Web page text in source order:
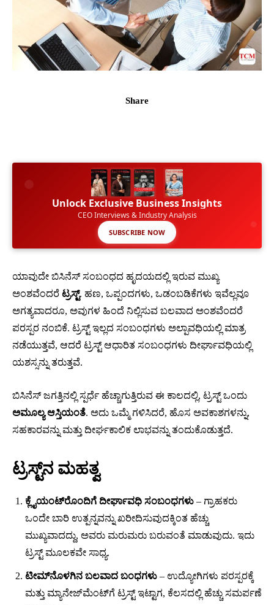
Share
Unlock Exclusive Business Insights
CEO Interviews & Industry Analysis
SUBSCRIBE NOW
ಯಾವುದೇ ಬಿಸಿನೆಸ್ ಸಂಬಂಧದ ಹೃದಯದಲ್ಲಿ ಇರುವ ಮುಖ್ಯ
ಅಂಶವೆಂದರೆ ಟ್ರಸ್ಟ್. ಹಣ, ಒಪ್ಪಂದಗಳು, ಒಡಂಬಡಿಕೆಗಳು ಇವೆಲ್ಲವೂ
ಅಗತ್ಯವಾದರೂ, ಅವುಗಳ ಹಿಂದೆ ನಿಲ್ಲಿಸುವ ಬಲವಾದ ಅಂಶವೆಂದರೆ
ಪರಸ್ಪರ ನಂಬಿಕೆ. ಟ್ರಸ್ಟ್ ಇಲ್ಲದ ಸಂಬಂಧಗಳು ಅಲ್ಪಾವಧಿಯಲ್ಲಿ ಮಾತ್ರ
ನಡೆಯುತ್ತವೆ, ಆದರೆ ಟ್ರಸ್ಟ್ ಆಧಾರಿತ ಸಂಬಂಧಗಳು ದೀರ್ಘಾವಧಿಯಲ್ಲಿ
ಯಶಸ್ಸನ್ನು ತರುತ್ತವೆ.
ಬಿಸಿನೆಸ್ ಜಗತ್ತಿನಲ್ಲಿ ಸ್ಪರ್ಧೆ ಹೆಚ್ಚಾಗುತ್ತಿರುವ ಈ ಕಾಲದಲ್ಲಿ, ಟ್ರಸ್ಟ್ ಒಂದು
ಅಮೂಲ್ಯ ಆಸ್ತಿಯಂತೆ. ಅದು ಒಮ್ಮೆ ಗಳಿಸಿದರೆ, ಹೊಸ ಅವಕಾಶಗಳನ್ನು,
ಸಹಕಾರವನ್ನು ಮತ್ತು ದೀರ್ಘಕಾಲಿಕ ಲಾಭವನ್ನು ತಂದುಕೊಡುತ್ತದೆ.
ಟ್ರಸ್ಟ್‌ನ ಮಹತ್ವ
ಕ್ಲೈಯಂಟ್‌ರೊಂದಿಗೆ ದೀರ್ಘಾವಧಿ ಸಂಬಂಧಗಳು – ಗ್ರಾಹಕರು
ಒಂದೇ ಬಾರಿ ಉತ್ಪನ್ನವನ್ನು ಖರೀದಿಸುವುದಕ್ಕಿಂತ ಹೆಚ್ಚು
ಮುಖ್ಯವಾದದ್ದು, ಅವರು ಮರುಮರು ಬರುವಂತೆ ಮಾಡುವುದು. ಇದು
ಟ್ರಸ್ಟ್ ಮೂಲಕವೇ ಸಾಧ್ಯ.
ಟೀಮ್‌ನೊಳಗಿನ ಬಲವಾದ ಬಂಧಗಳು – ಉದ್ಯೋಗಿಗಳು ಪರಸ್ಪರಕ್ಕೆ
ಮತ್ತು ಮ್ಯಾನೇಜ್‌ಮೆಂಟ್‌ಗೆ ಟ್ರಸ್ಟ್ ಇಟ್ಟಾಗ, ಕೆಲಸದಲ್ಲಿ ಹೆಚ್ಚು ಸಮರ್ಪಣೆ